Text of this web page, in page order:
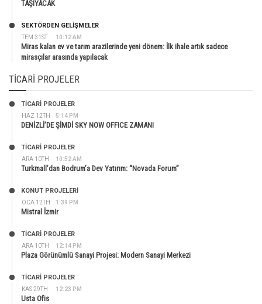
TAŞIYACAK
TEM 31ST 10:12 AM
SEKTÖRDEN GELIŞMELER
Miras kalan ev ve tarım arazilerinde yeni dönem: İlk ihale artık sadece
mirasçılar arasında yapılacak
TICARI PROJELER
HAZ 12TH 5:14 PM
TİCARİ PROJELER
DENİZLİ’DE ŞİMDİ SKY NOW OFFICE ZAMANI
ARA 10TH 10:52 AM
TİCARİ PROJELER
Turkmall’dan Bodrum’a Dev Yatırım: “Novada Forum”
OCA 12TH 1:39 PM
KONUT PROJELERI
Mistral İzmir
ARA 10TH 12:14 PM
TİCARİ PROJELER
Plaza Görünümlü Sanayi Projesi: Modern Sanayi Merkezi
KAS 29TH 12:23 PM
TİCARİ PROJELER
Usta Ofis